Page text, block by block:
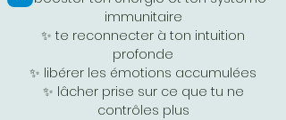
immunitaire
✨ te reconnecter à ton intuition
profonde
✨ libérer les émotions accumulées
✨ lâcher prise sur ce que tu ne
contrôles plus